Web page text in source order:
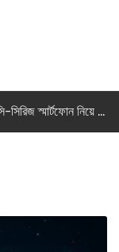
নতুন সি-সিরিজ স্মার্টফোন নিয়ে আসছে রিয়েলমি